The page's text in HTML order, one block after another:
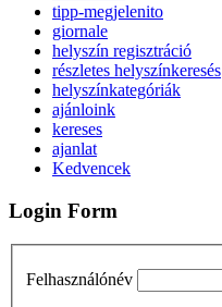
tipp-megjelenito
giornale
helyszín regisztráció
részletes helyszínkeresés
helyszínkategóriák
ajánloink
kereses
ajanlat
Kedvencek
Login Form
Felhasználónév